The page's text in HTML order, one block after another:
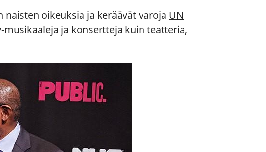
oikeuksia ja keräävät varoja UN
ja konsertteja kuin teatteria,